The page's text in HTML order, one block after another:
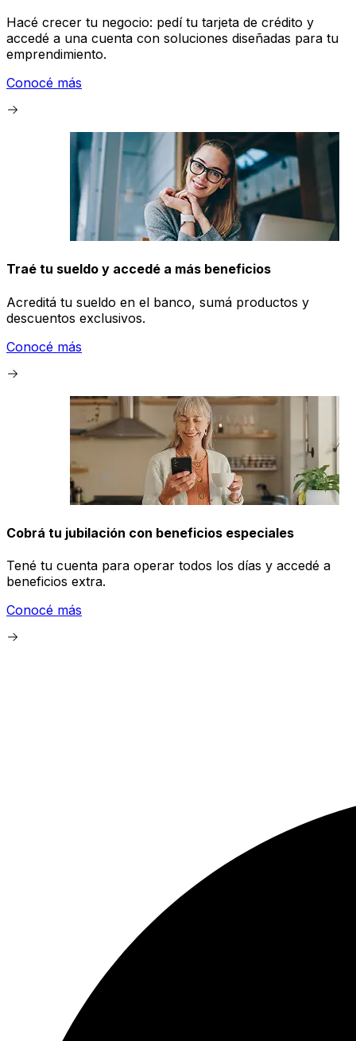
Hacé crecer tu negocio: pedí tu tarjeta de crédito y
accedé a una cuenta con soluciones diseñadas para tu
emprendimiento.
Conocé más
Traé tu sueldo y accedé a más beneficios
Acreditá tu sueldo en el banco, sumá productos y
descuentos exclusivos.
Conocé más
Cobrá tu jubilación con beneficios especiales
Tené tu cuenta para operar todos los días y accedé a
beneficios extra.
Conocé más